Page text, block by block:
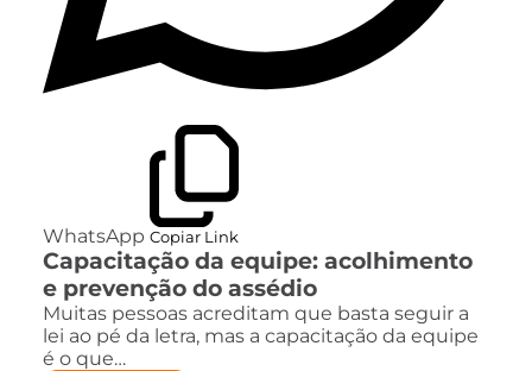
WhatsApp Copiar Link
Capacitação da equipe: acolhimento
e prevenção do assédio
Muitas pessoas acreditam que basta seguir a
lei ao pé da letra, mas a capacitação da equipe
é o que…